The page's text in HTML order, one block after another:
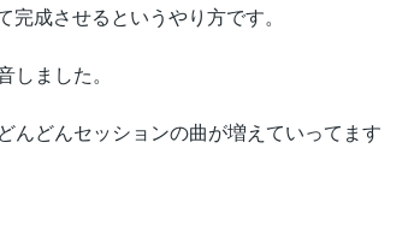
成させるというやり方です。
しました。
んどんセッションの曲が増えていってます